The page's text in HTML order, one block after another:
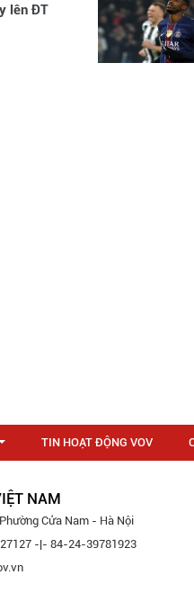
lên ĐT
TIN HOẠT ĐỘNG VOV
NAM
Cửa Nam - Hà Nội
-|- 84-24-39781923